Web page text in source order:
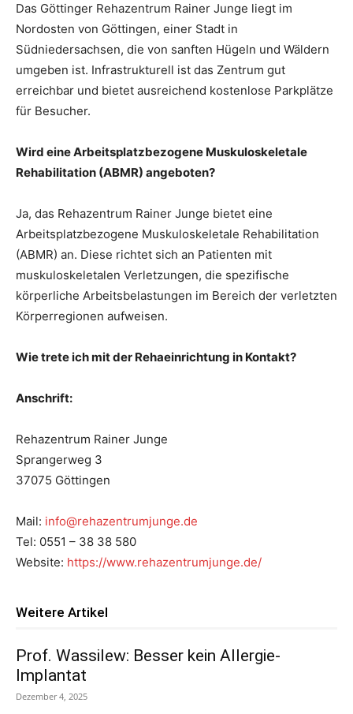
Das Göttinger Rehazentrum Rainer Junge liegt im
Nordosten von Göttingen, einer Stadt in
Südniedersachsen, die von sanften Hügeln und Wäldern
umgeben ist. Infrastrukturell ist das Zentrum gut
erreichbar und bietet ausreichend kostenlose Parkplätze
für Besucher.
Wird eine Arbeitsplatzbezogene Muskuloskeletale
Rehabilitation (ABMR) angeboten?
Ja, das Rehazentrum Rainer Junge bietet eine
Arbeitsplatzbezogene Muskuloskeletale Rehabilitation
(ABMR) an. Diese richtet sich an Patienten mit
muskuloskeletalen Verletzungen, die spezifische
körperliche Arbeitsbelastungen im Bereich der verletzten
Körperregionen aufweisen.
Wie trete ich mit der Rehaeinrichtung in Kontakt?
Anschrift:
Rehazentrum Rainer Junge
Sprangerweg 3
37075 Göttingen
Mail: info@rehazentrumjunge.de
Tel: 0551 – 38 38 580
Website: https://www.rehazentrumjunge.de/
Weitere Artikel
Prof. Wassilew: Besser kein Allergie-
Implantat
Dezember 4, 2025